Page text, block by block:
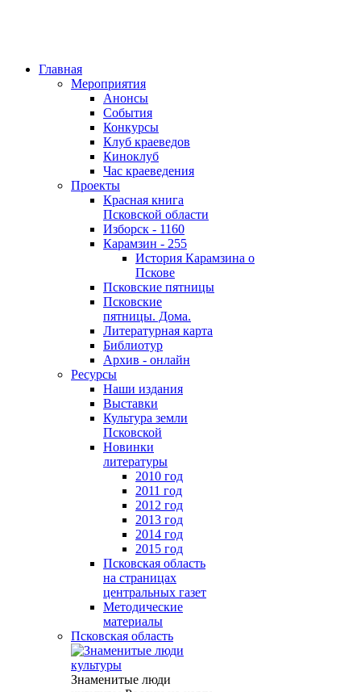
Главная
Мероприятия
Анонсы
События
Конкурсы
Клуб краеведов
Киноклуб
Час краеведения
Проекты
Красная книга
Псковской области
Изборск - 1160
Карамзин - 255
История Карамзина о
Пскове
Псковские пятницы
Псковские
пятницы. Дома.
Литературная карта
Библиотур
Архив - онлайн
Ресурсы
Наши издания
Выставки
Культура земли
Псковской
Новинки
литературы
2010 год
2011 год
2012 год
2013 год
2014 год
2015 год
Псковская область
на страницах
центральных газет
Методические
материалы
Псковская область
Знаменитые люди